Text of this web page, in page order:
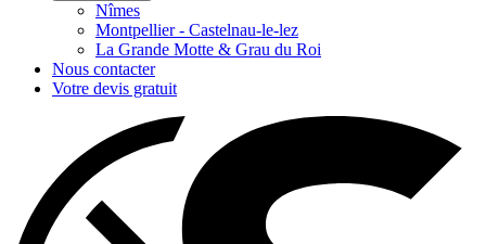
Nîmes
Montpellier - Castelnau-le-lez
La Grande Motte & Grau du Roi
Nous contacter
Votre devis gratuit